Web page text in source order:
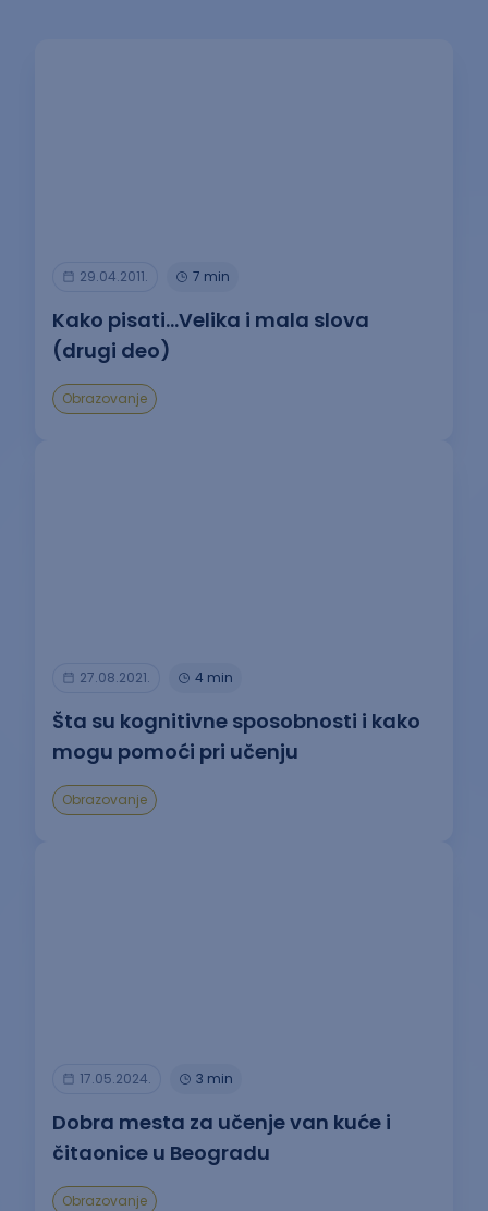
29.04.2011. 7 min
Kako pisati…Velika i mala slova
(drugi deo)
Obrazovanje
27.08.2021. 4 min
Šta su kognitivne sposobnosti i kako
mogu pomoći pri učenju
Obrazovanje
17.05.2024. 3 min
Dobra mesta za učenje van kuće i
čitaonice u Beogradu
Obrazovanje